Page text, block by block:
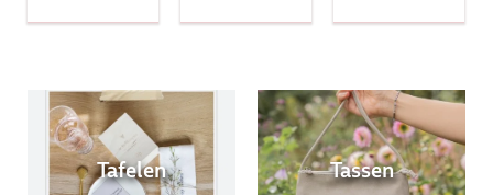
Tafelen Tassen